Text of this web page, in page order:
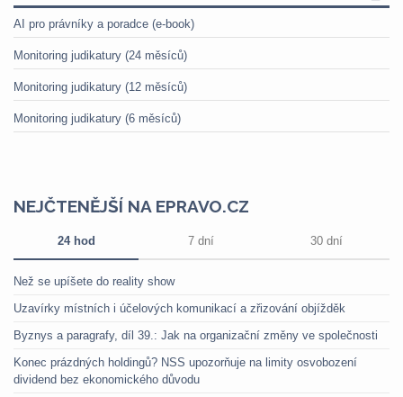
AI pro právníky a poradce (e-book)
Monitoring judikatury (24 měsíců)
Monitoring judikatury (12 měsíců)
Monitoring judikatury (6 měsíců)
NEJČTENĚJŠÍ NA EPRAVO.CZ
24 hod 7 dní 30 dní
Než se upíšete do reality show
Uzavírky místních i účelových komunikací a zřizování objížděk
Byznys a paragrafy, díl 39.: Jak na organizační změny ve společnosti
Konec prázdných holdingů? NSS upozorňuje na limity osvobození
dividend bez ekonomického důvodu